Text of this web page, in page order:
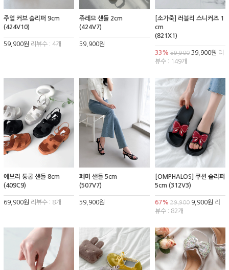
주얼 커브 슬리퍼 9cm
(424V10)
59,900원 리뷰수 : 4개
쥬레므 샌들 2cm
(424V7)
59,900원
[소가죽] 러블리 스니커즈 1
cm
(821X1)
33% 59,90039,900원 리
뷰수 : 149개
에브리 통굽 샌들 8cm
(409C9)
69,900원 리뷰수 : 8개
페미 샌들 5cm
(507V7)
59,900원
[OMPHALOS] 쿠션 슬리퍼
5cm (312V3)
67% 29,9009,900원 리
뷰수 : 82개